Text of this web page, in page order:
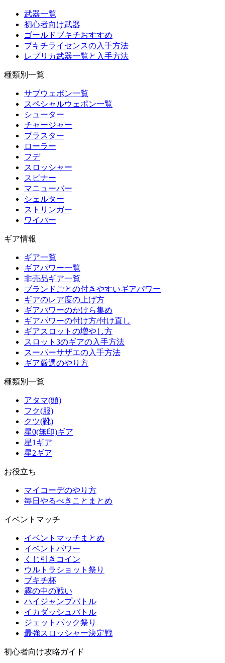
武器一覧
初心者向け武器
ゴールドブキチおすすめ
ブキチライセンスの入手方法
レプリカ武器一覧と入手方法
種類別一覧
サブウェポン一覧
スペシャルウェポン一覧
シューター
チャージャー
ブラスター
ローラー
フデ
スロッシャー
スピナー
マニューバー
シェルター
ストリンガー
ワイパー
ギア情報
ギア一覧
ギアパワー一覧
非売品ギア一覧
ブランドごとの付きやすいギアパワー
ギアのレア度の上げ方
ギアパワーのかけら集め
ギアパワーの付け方/付け直し
ギアスロットの増やし方
スロット3のギアの入手方法
スーパーサザエの入手方法
ギア厳選のやり方
種類別一覧
アタマ(頭)
フク(服)
クツ(靴)
星0(無印)ギア
星1ギア
星2ギア
お役立ち
マイコーデのやり方
毎日やるべきことまとめ
イベントマッチ
イベントマッチまとめ
イベントパワー
くじ引きコイン
ウルトラショット祭り
ブキチ杯
霧の中の戦い
ハイジャンプバトル
イカダッシュバトル
ジェットパック祭り
最強スロッシャー決定戦
初心者向け攻略ガイド